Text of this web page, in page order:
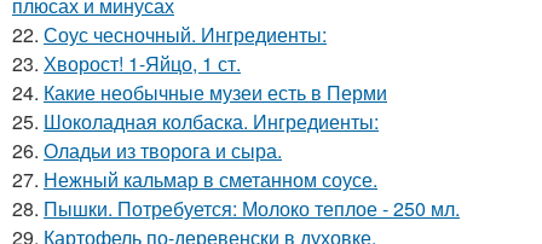
22. Соус чесночный. Ингредиенты:
23. Хворост! 1-Яйцо, 1 ст.
24. Какие необычные музеи есть в Перми
25. Шоколадная колбаска. Ингредиенты:
26. Оладьи из творога и сыра.
27. Нежный кальмар в сметанном соусе.
28. Пышки. Потребуется: Молоко теплое - 250 мл.
29. Картофель по-деревенски в духовке.